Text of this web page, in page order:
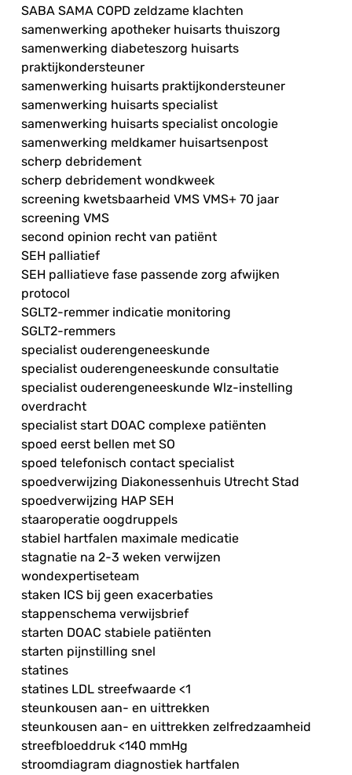
SABA SAMA COPD zeldzame klachten
samenwerking apotheker huisarts thuiszorg
samenwerking diabeteszorg huisarts
praktijkondersteuner
samenwerking huisarts praktijkondersteuner
samenwerking huisarts specialist
samenwerking huisarts specialist oncologie
samenwerking meldkamer huisartsenpost
scherp debridement
scherp debridement wondkweek
screening kwetsbaarheid VMS VMS+ 70 jaar
screening VMS
second opinion recht van patiënt
SEH palliatief
SEH palliatieve fase passende zorg afwijken
protocol
SGLT2-remmer indicatie monitoring
SGLT2-remmers
specialist ouderengeneeskunde
specialist ouderengeneeskunde consultatie
specialist ouderengeneeskunde Wlz-instelling
overdracht
specialist start DOAC complexe patiënten
spoed eerst bellen met SO
spoed telefonisch contact specialist
spoedverwijzing Diakonessenhuis Utrecht Stad
spoedverwijzing HAP SEH
staaroperatie oogdruppels
stabiel hartfalen maximale medicatie
stagnatie na 2-3 weken verwijzen
wondexpertiseteam
staken ICS bij geen exacerbaties
stappenschema verwijsbrief
starten DOAC stabiele patiënten
starten pijnstilling snel
statines
statines LDL streefwaarde <1
steunkousen aan- en uittrekken
steunkousen aan- en uittrekken zelfredzaamheid
streefbloeddruk <140 mmHg
stroomdiagram diagnostiek hartfalen